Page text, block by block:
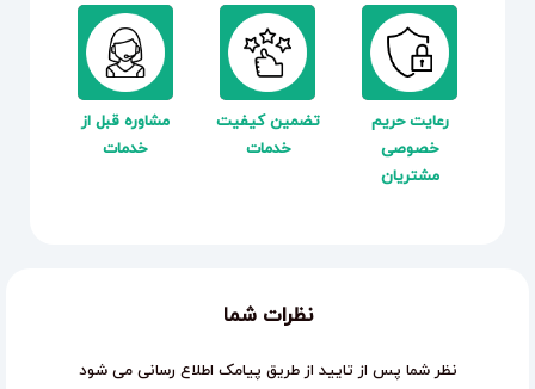
رعایت حریم
خصوصی
مشتریان
تضمین کیفیت
خدمات
مشاوره قبل از
خدمات
نظرات شما
نظر شما پس از تایید از طریق پیامک اطلاع رسانی می شود